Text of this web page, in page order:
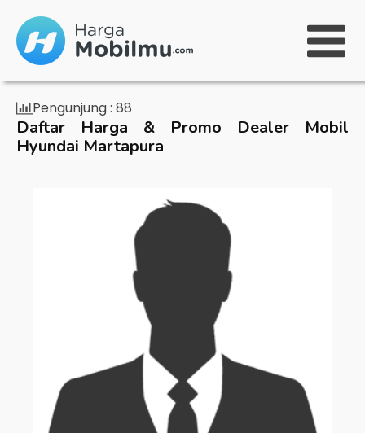
Pengunjung : 88
Daftar Harga & Promo Dealer Mobil
Hyundai Martapura